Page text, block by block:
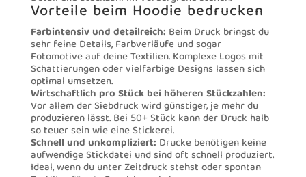
Vorteile beim Hoodie bedrucken
Farbintensiv und detailreich: Beim Druck bringst du
sehr feine Details, Farbverläufe und sogar
Fotomotive auf deine Textilien. Komplexe Logos mit
Schattierungen oder vielfarbige Designs lassen sich
optimal umsetzen.
Wirtschaftlich pro Stück bei höheren Stückzahlen:
Vor allem der Siebdruck wird günstiger, je mehr du
produzieren lässt. Bei 50+ Stück kann der Druck halb
so teuer sein wie eine Stickerei.
Schnell und unkompliziert: Drucke benötigen keine
aufwendige Stickdatei und sind oft schnell produziert.
Ideal, wenn du unter Zeitdruck stehst oder spontan